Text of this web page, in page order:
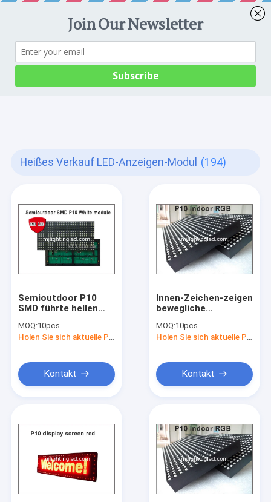
Heißes Verkauf LED-Anzeigen-Modul (194)
Semioutdoor P10
SMD führte hellen
des Moduls
320*160mm
Werbebotschaft
MOQ:10pcs
Holen Sie sich aktuelle Preis
Kontakt
Innen-Zeichen-zeigen
bewegliche
und -zeit P10 SMD
RGB LED Matrix-
farbenreiches LED an
MOQ:10pcs
Holen Sie sich aktuelle Preis
Kontakt